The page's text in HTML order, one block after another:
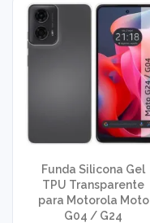
Funda Silicona Gel
TPU Transparente
para Motorola Moto
G04 / G24